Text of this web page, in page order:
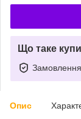
Що таке
Опис